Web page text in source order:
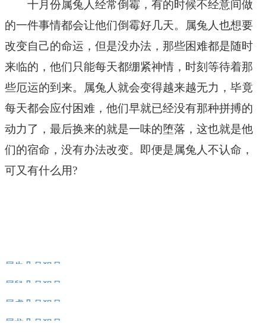
十月份属兔人经常倒霉，有的时候不经意间做
的一件事情都会让他们倒霉好几天。属兔人也想要
改变自己的命运，但是没办法，那些困难都是随时
来临的，他们只能每天都绷紧神情，时刻等待着那
些厄运的到来。属兔人就会变得越来越无力，毕竟
每天都会应付困难，他们早就已经没有那种拼搏的
动力了，最后换来的就是一味的堕落，这也就是他
们的宿命，没有办法改变。即便是属兔人不认命，
可又有什么用?
属牛几月犯月
属鼠几月犯月
属虎几月犯月
属龙几月犯月